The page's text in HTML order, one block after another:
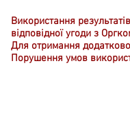
Використання
відповідної угоди з
Для отримання
Порушення умов